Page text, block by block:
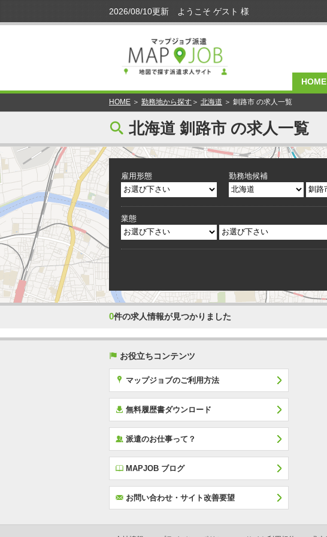
HOME
HOME ＞ 勤務地から探す ＞ 北海道 ＞ 釧路市 の求人一覧
[ 北海道 釧路市 の求人一覧
雇用形態 勤務地候補
業態
0件の求人情報が見つかりました
( お役立ちコンテンツ
x マップジョブのご利用方法
í 無料履歴書ダウンロード
‰ 派遣のお仕事って？
E MAPJOB ブログ
F お問い合わせ・サイト改善要望